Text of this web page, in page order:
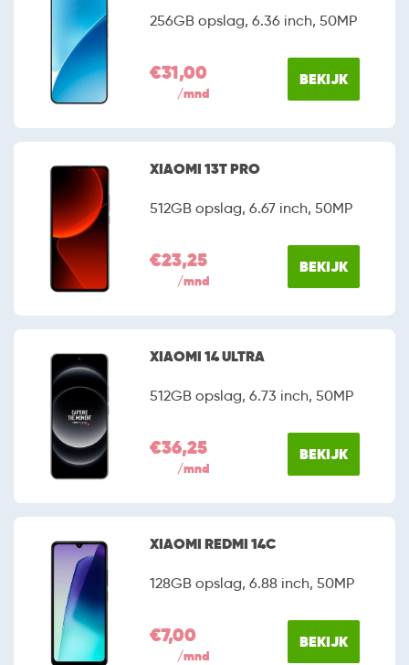
256GB opslag, 6.36 inch, 50MP
€31,00
/mnd
BEKIJK
XIAOMI 13T PRO
512GB opslag, 6.67 inch, 50MP
€23,25
/mnd
BEKIJK
XIAOMI 14 ULTRA
512GB opslag, 6.73 inch, 50MP
€36,25
/mnd
BEKIJK
XIAOMI REDMI 14C
128GB opslag, 6.88 inch, 50MP
€7,00
/mnd
BEKIJK